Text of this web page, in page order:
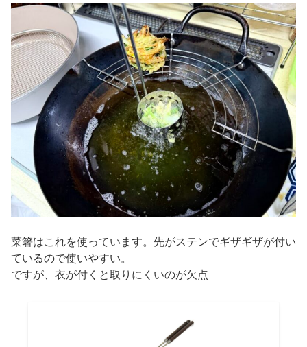
菜箸はこれを使っています。先がステンでギザギザが付い
ているので使いやすい。
ですが、衣が付くと取りにくいのが欠点